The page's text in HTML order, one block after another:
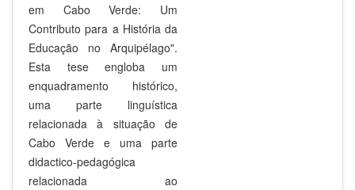
em Cabo Verde: Um
Contributo para a História da
Educação no Arquipélago".
Esta tese engloba um
enquadramento histórico,
uma parte linguística
relacionada à situação de
Cabo Verde e uma parte
didactico-pedagógica
relacionada ao